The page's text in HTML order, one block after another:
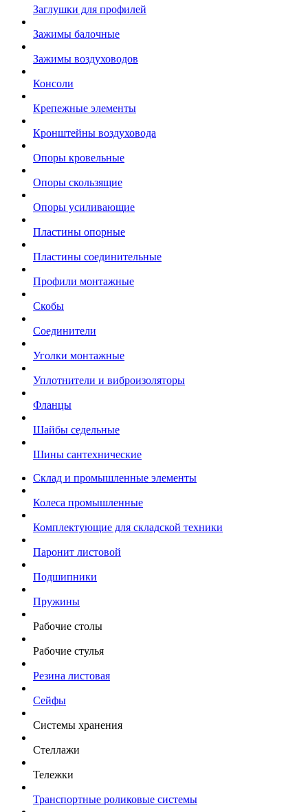
Заглушки для профилей
Зажимы балочные
Зажимы воздуховодов
Консоли
Крепежные элементы
Кронштейны воздуховода
Опоры кровельные
Опоры скользящие
Опоры усиливающие
Пластины опорные
Пластины соединительные
Профили монтажные
Скобы
Соединители
Уголки монтажные
Уплотнители и виброизоляторы
Фланцы
Шайбы седельные
Шины сантехнические
Склад и промышленные элементы
Колеса промышленные
Комплектующие для складской техники
Паронит листовой
Подшипники
Пружины
Рабочие столы
Рабочие стулья
Резина листовая
Сейфы
Системы хранения
Стеллажи
Тележки
Транспортные роликовые системы